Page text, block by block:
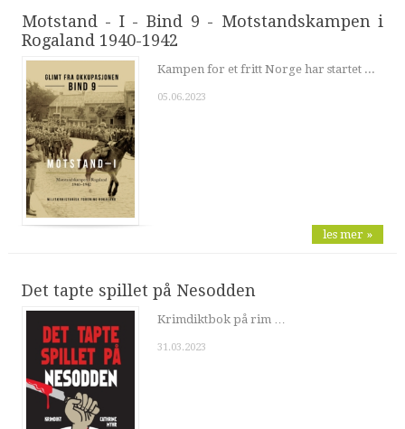
Motstand - I - Bind 9 - Motstandskampen i
Rogaland 1940-1942
Kampen for et fritt Norge har startet ...
05.06.2023
les mer »
Det tapte spillet på Nesodden
Krimdiktbok på rim …
31.03.2023